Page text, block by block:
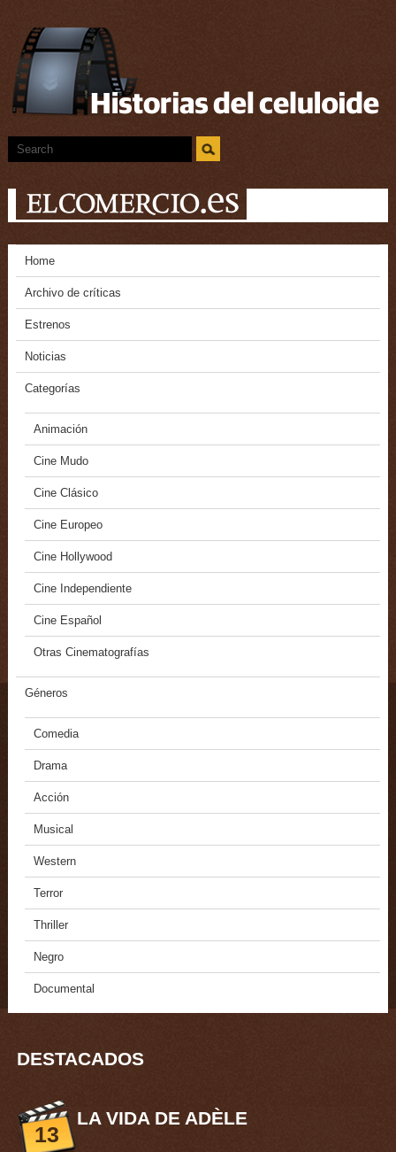
Home
Archivo de críticas
Estrenos
Noticias
Categorías
Animación
Cine Mudo
Cine Clásico
Cine Europeo
Cine Hollywood
Cine Independiente
Cine Español
Otras Cinematografías
Géneros
Comedia
Drama
Acción
Musical
Western
Terror
Thriller
Negro
Documental
DESTACADOS
13
LA VIDA DE ADÈLE